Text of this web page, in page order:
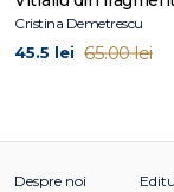
Goncourt
Prix
Cristina Demetrescu
45.5 lei 65.00 lei
Despre noi